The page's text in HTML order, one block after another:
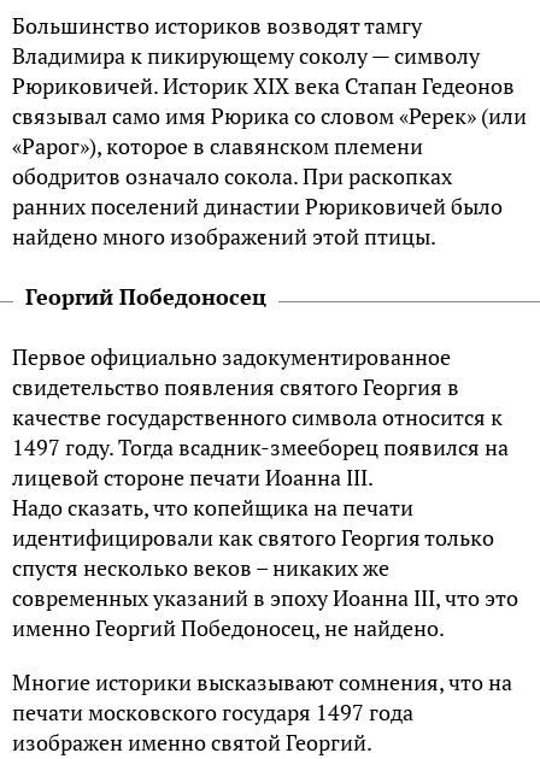
Большинство историков возводят тамгу
Владимира к пикирующему соколу — символу
Рюриковичей. Историк XIX века Стапан Гедеонов
связывал само имя Рюрика со словом «Ререк» (или
«Рарог»), которое в славянском племени
ободритов означало сокола. При раскопках
ранних поселений династии Рюриковичей было
найдено много изображений этой птицы.
Георгий Победоносец
Первое официально задокументированное
свидетельство появления святого Георгия в
качестве государственного символа относится к
1497 году. Тогда всадник-змееборец появился на
лицевой стороне печати Иоанна III.
Надо сказать, что копейщика на печати
идентифицировали как святого Георгия только
спустя несколько веков – никаких же
современных указаний в эпоху Иоанна III, что это
именно Георгий Победоносец, не найдено.
Многие историки высказывают сомнения, что на
печати московского государя 1497 года
изображен именно святой Георгий.